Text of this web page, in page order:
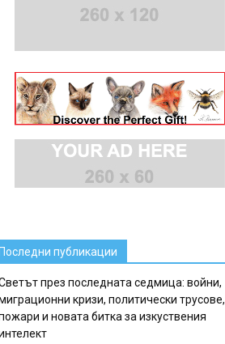
публикации
през последната седмица: войни,
кризи, политически трусове,
и новата битка за изкуствения